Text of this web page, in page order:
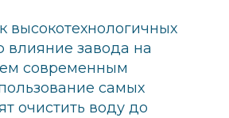
высокотехнологичных
влияние завода на
современным
самых
очистить воду до